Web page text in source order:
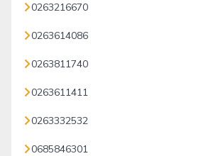
0263216670
0263614086
0263811740
0263611411
0263332532
0685846301